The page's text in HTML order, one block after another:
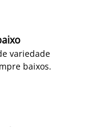
variedade
baixos.